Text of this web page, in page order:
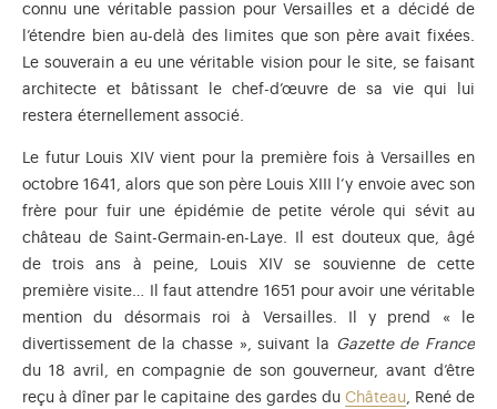
connu une véritable passion pour Versailles et a décidé de
l’étendre bien au-delà des limites que son père avait fixées.
Le souverain a eu une véritable vision pour le site, se faisant
architecte et bâtissant le chef-d’œuvre de sa vie qui lui
restera éternellement associé.
Le futur Louis XIV vient pour la première fois à Versailles en
octobre 1641, alors que son père Louis XIII l’y envoie avec son
frère pour fuir une épidémie de petite vérole qui sévit au
château de Saint-Germain-en-Laye. Il est douteux que, âgé
de trois ans à peine, Louis XIV se souvienne de cette
première visite… Il faut attendre 1651 pour avoir une véritable
mention du désormais roi à Versailles. Il y prend « le
divertissement de la chasse », suivant la Gazette de France
du 18 avril, en compagnie de son gouverneur, avant d’être
reçu à dîner par le capitaine des gardes du Château, René de